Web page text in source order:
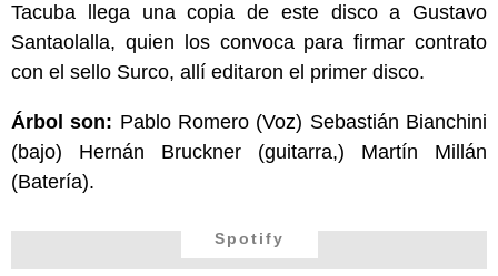
Tacuba llega una copia de este disco a Gustavo
Santaolalla, quien los convoca para firmar contrato
con el sello Surco, allí editaron el primer disco.
Árbol son: Pablo Romero (Voz) Sebastián Bianchini
(bajo) Hernán Bruckner (guitarra,) Martín Millán
(Batería).
Spotify